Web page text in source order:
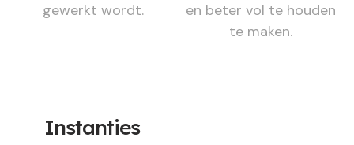
gewerkt wordt.
en beter vol te houden
te maken.
Instanties